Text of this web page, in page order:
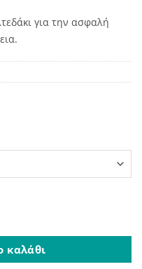
για την ασφαλή
καλάθι